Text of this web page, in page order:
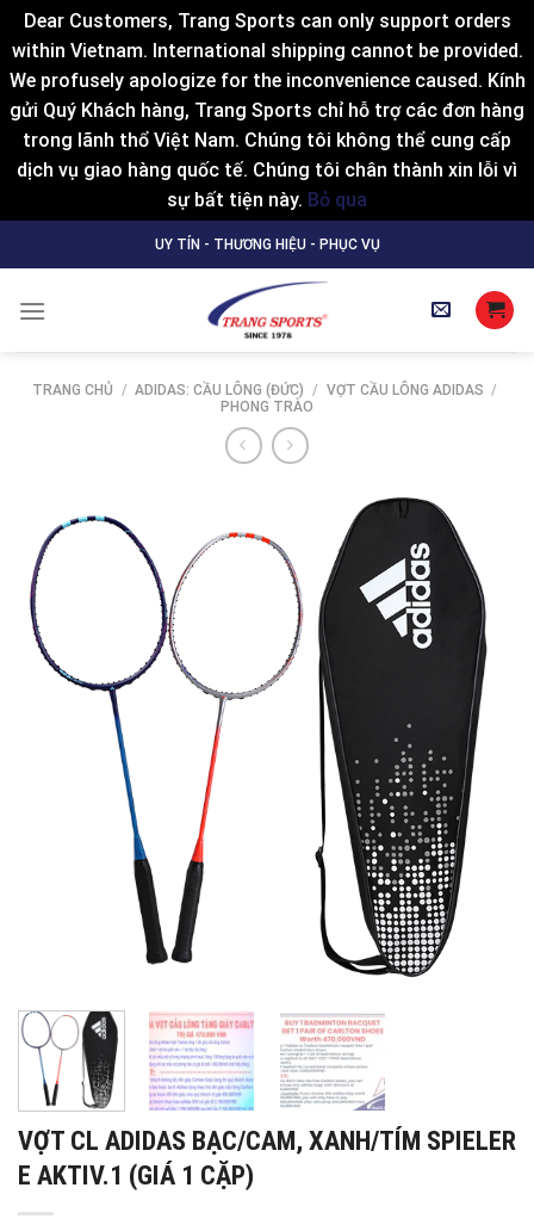
Dear Customers, Trang Sports can only support orders
within Vietnam. International shipping cannot be provided.
We profusely apologize for the inconvenience caused. Kính
gửi Quý Khách hàng, Trang Sports chỉ hỗ trợ các đơn hàng
trong lãnh thổ Việt Nam. Chúng tôi không thể cung cấp
dịch vụ giao hàng quốc tế. Chúng tôi chân thành xin lỗi vì
sự bất tiện này. Bỏ qua
to
UY TÍN - THƯƠNG HIỆU - PHỤC VỤ
TRANG CHỦ / ADIDAS: CẦU LÔNG (ĐỨC) / VỢT CẦU LÔNG ADIDAS /
PHONG TRÀO
VỢT CL ADIDAS BẠC/CAM, XANH/TÍM SPIELER
E AKTIV.1 (GIÁ 1 CẶP)